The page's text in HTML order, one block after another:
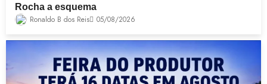
Rocha a esquema
Ronaldo B dos Reis 05/08/2026